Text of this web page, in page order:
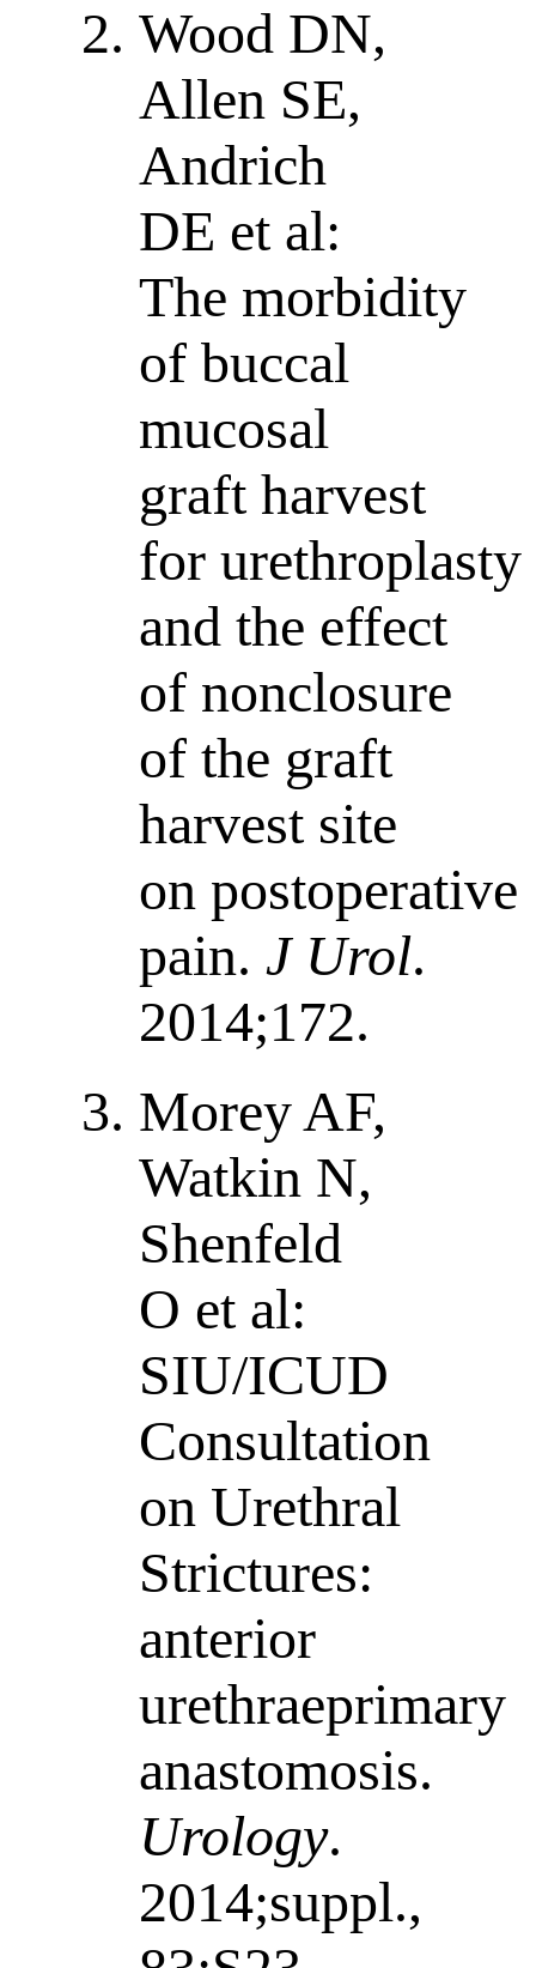
Wood DN,
Allen SE,
Andrich
DE et al:
The morbidity
of buccal
mucosal
graft harvest
for urethroplasty
and the effect
of nonclosure
of the graft
harvest site
on postoperative
pain.J Urol.
2014;172.
Morey AF,
Watkin N,
Shenfeld
O et al:
SIU/ICUD
Consultation
on Urethral
Strictures:
anterior
urethraeprimary
anastomosis.
Urology.
2014;suppl.,